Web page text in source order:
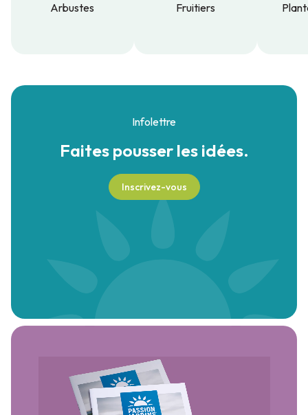
Arbustes
Fruitiers
Infolettre
Faites pousserles idées.
Inscrivez-vous